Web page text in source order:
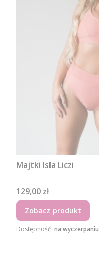
Majtki Isla Liczi
Cena
129,00 zł
Zobacz produkt
Dostępność: na wyczerpaniu